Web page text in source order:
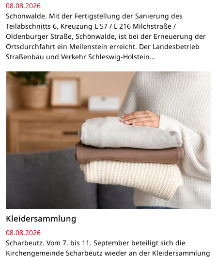
08.08.2026
Schönwalde. Mit der Fertigstellung der Sanierung des
Teilabschnitts 6, Kreuzung L 57 / L 216 Milchstraße /
Oldenburger Straße, Schönwalde, ist bei der Erneuerung der
Ortsdurchfahrt ein Meilenstein erreicht. Der Landesbetrieb
Straßenbau und Verkehr Schleswig-Holstein…
Kleidersammlung
08.08.2026
Scharbeutz. Vom 7. bis 11. September beteiligt sich die
Kirchengemeinde Scharbeutz wieder an der Kleidersammlung